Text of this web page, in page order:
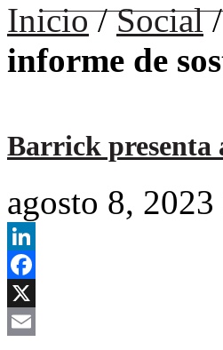
Inicio/Social
informe de
Barrick presenta
agosto 8,
LinkedIn
Facebook
X